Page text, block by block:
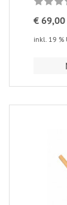
€ 69,00
inkl. 19 %